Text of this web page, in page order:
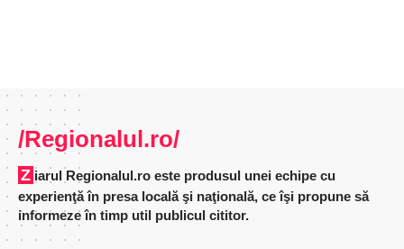
/Regionalul.ro/
Ziarul Regionalul.ro este produsul unei echipe cu
experienţă în presa locală şi naţională, ce îşi propune să
informeze în timp util publicul cititor.